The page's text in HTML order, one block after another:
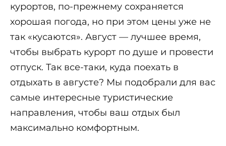
курортов, по-прежнему сохраняется
хорошая погода, но при этом цены уже не
так «кусаются». Август — лучшее время,
чтобы выбрать курорт по душе и провести
отпуск. Так все-таки, куда поехать в
отдыхать в августе? Мы подобрали для вас
самые интересные туристические
направления, чтобы ваш отдых был
максимально комфортным.